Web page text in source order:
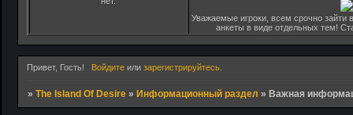
Уважаемые игроки, всем срочно зайти
анкеты в виде отдельных тем!
Привет, Гость! Войдитеили зарегистрируйтесь.
»The Island Of Desire » Информационный раздел » Важная